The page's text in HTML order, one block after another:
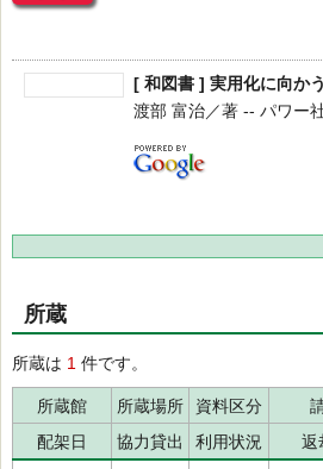
[ 和図書 ] 実用化に向か
渡部 富治／著 -- パワー
所蔵
所蔵は 1 件です。
所蔵館 所蔵場所 資料区分
配架日
協力貸出 利用状況 返